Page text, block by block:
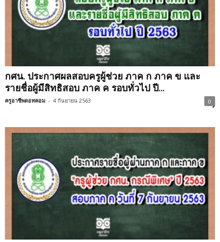
กศน. ประกาศผลสอบครูผู้ช่วย ภาค ก ภาค ข และ
รายชื่อผู้มีสิทธิสอบ ภาค ค รอบทั่วไป ปี...
ครูอาชีพดอทคอม - 4 กันยายน 2563 0